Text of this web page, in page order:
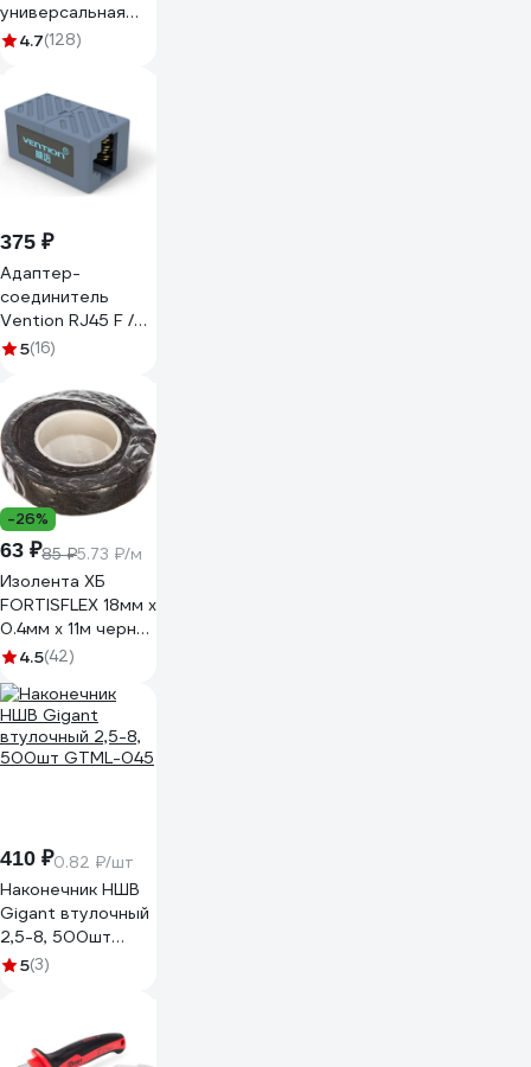
универсальная
кат.5e, контакты 6
4.7(128)
375 ₽
Адаптер-
соединитель
Vention RJ45 F /
RJ45 F 8p8c кат.6
5(16)
-26%
63 ₽85 ₽5.73 ₽/м
Изолента ХБ
FORTISFLEX 18мм х
0.4мм х 11м черная
71242
4.5(42)
410 ₽0.82 ₽/шт
Наконечник НШВ
Gigant втулочный
2,5-8, 500шт
GTML-045
5(3)